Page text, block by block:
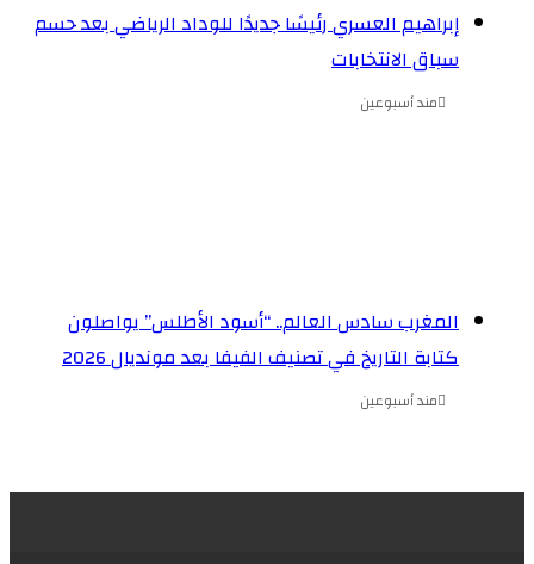
إبراهيم العسري رئيسًا جديدًا للوداد الرياضي بعد حسم
سباق الانتخابات
مند أسبوعين
المغرب سادس العالم.. “أسود الأطلس” يواصلون
كتابة التاريخ في تصنيف الفيفا بعد مونديال 2026
مند أسبوعين